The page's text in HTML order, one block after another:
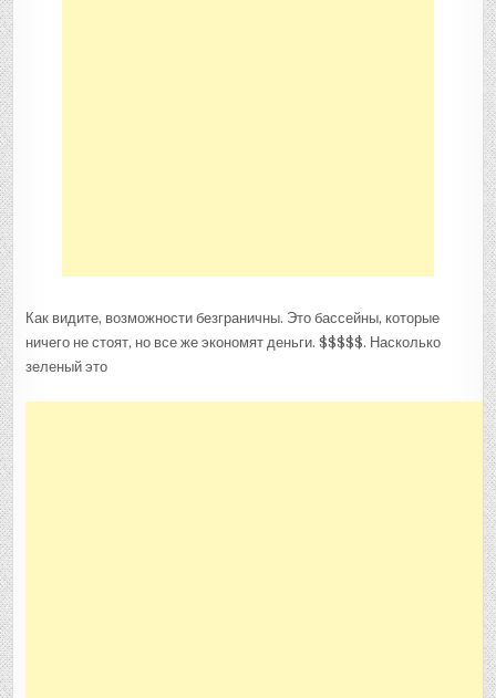
Как видите, возможности безграничны. Это бассейны, которые
ничего не стоят, но все же экономят деньги. $$$$$. Насколько
зеленый это